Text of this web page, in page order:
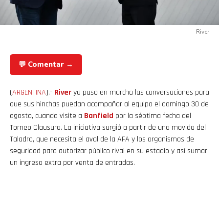
River
💬 Comentar →
(ARGENTINA).- Riverya puso en marcha las conversaciones para
que sus hinchas puedan acompañar al equipo el domingo 30 de
agosto, cuando visite a Banfield por la séptima fecha del
Torneo Clausura. La iniciativa surgió a partir de una movida del
Taladro, que necesita el aval de la AFA y los organismos de
seguridad para autorizar público rival en su estadio y así sumar
un ingreso extra por venta de entradas.